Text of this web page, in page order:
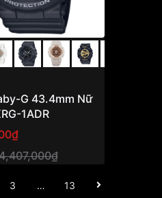
G 43.4mm Nữ
1ADR
3 … 13